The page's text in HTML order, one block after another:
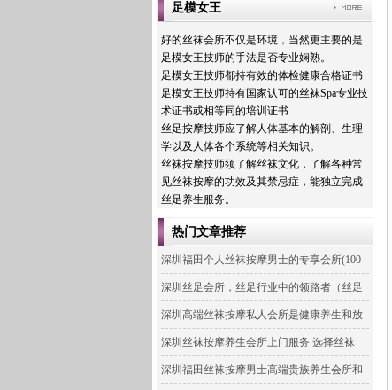
足模女王
好的丝袜会所不仅是环境，当然更主要的是
足模女王技师的手法是否专业娴熟。
足模女王技师都持有效的体检健康合格证书
足模女王技师持有国家认可的丝袜Spa专业技
术证书或相等同的培训证书
丝足按摩技师应了解人体基本的解剖、生理
学以及人体各个系统等相关知识。
丝袜按摩技师须了解丝袜文化，了解各种常
见丝袜按摩的功效及其禁忌症，能独立完成
丝足养生服务。
热门文章推荐
深圳福田个人丝袜按摩男士的专享会所(100
深圳丝足会所，丝足行业中的领路者（丝足
深圳高端丝袜按摩私人会所是健康养生和放
深圳丝袜按摩养生会所上门服务 选择丝袜
深圳福田丝袜按摩男士高端贵族养生会所和